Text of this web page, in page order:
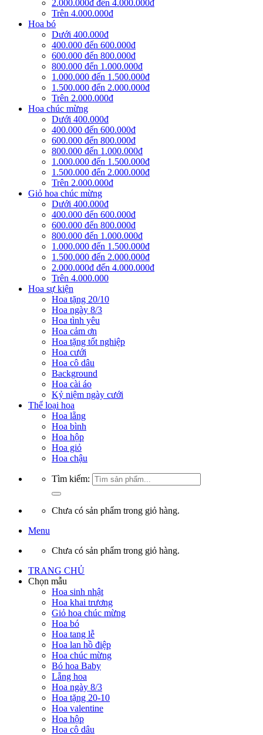
2.000.000đ đến 4.000.000đ
Trên 4.000.000đ
Hoa bó
Dưới 400.000đ
400.000 đến 600.000đ
600.000 đến 800.000đ
800.000 đến 1.000.000đ
1.000.000 đến 1.500.000đ
1.500.000 đến 2.000.000đ
Trên 2.000.000đ
Hoa chúc mừng
Dưới 400.000đ
400.000 đến 600.000đ
600.000 đến 800.000đ
800.000 đến 1.000.000đ
1.000.000 đến 1.500.000đ
1.500.000 đến 2.000.000đ
Trên 2.000.000đ
Giỏ hoa chúc mừng
Dưới 400.000đ
400.000 đến 600.000đ
600.000 đến 800.000đ
800.000 đến 1.000.000đ
1.000.000 đến 1.500.000đ
1.500.000 đến 2.000.000đ
2.000.000đ đến 4.000.000đ
Trên 4.000.000
Hoa sự kiện
Hoa tặng 20/10
Hoa ngày 8/3
Hoa tình yêu
Hoa cảm ơn
Hoa tặng tốt nghiệp
Hoa cưới
Hoa cô dâu
Background
Hoa cài áo
Kỷ niệm ngày cưới
Thể loại hoa
Hoa lẵng
Hoa bình
Hoa hộp
Hoa giỏ
Hoa chậu
Tìm kiếm:
Chưa có sản phẩm trong giỏ hàng.
Menu
Chưa có sản phẩm trong giỏ hàng.
TRANG CHỦ
Chọn mẫu
Hoa sinh nhật
Hoa khai trương
Giỏ hoa chúc mừng
Hoa bó
Hoa tang lễ
Hoa lan hồ điệp
Hoa chúc mừng
Bó hoa Baby
Lẵng hoa
Hoa ngày 8/3
Hoa tặng 20-10
Hoa valentine
Hoa hộp
Hoa cô dâu